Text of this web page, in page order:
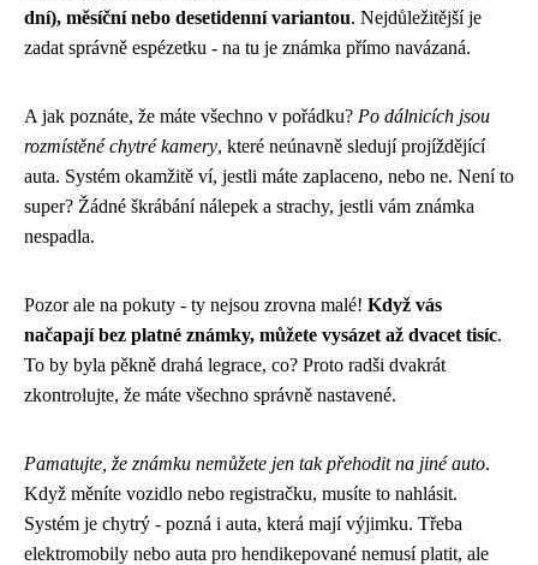
dní), měsíční nebo desetidenní variantou. Nejdůležitější je
zadat správně espézetku - na tu je známka přímo navázaná.
A jak poznáte, že máte všechno v pořádku? Po dálnicích jsou
rozmístěné chytré kamery, které neúnavně sledují projíždějící
auta. Systém okamžitě ví, jestli máte zaplaceno, nebo ne. Není to
super? Žádné škrábání nálepek a strachy, jestli vám známka
nespadla.
Pozor ale na pokuty - ty nejsou zrovna malé! Když vás
načapají bez platné známky, můžete vysázet až dvacet tisíc.
To by byla pěkně drahá legrace, co? Proto radši dvakrát
zkontrolujte, že máte všechno správně nastavené.
Pamatujte, že známku nemůžete jen tak přehodit na jiné auto.
Když měníte vozidlo nebo registračku, musíte to nahlásit.
Systém je chytrý - pozná i auta, která mají výjimku. Třeba
elektromobily nebo auta pro hendikepované nemusí platit, ale